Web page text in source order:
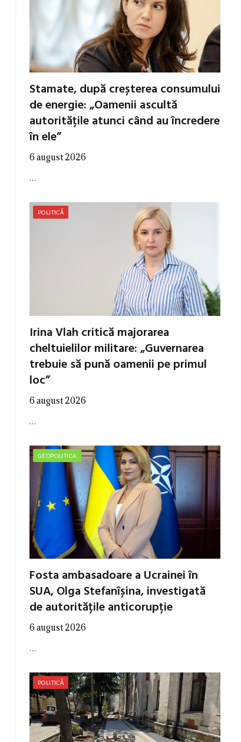
Stamate, după creșterea consumului
de energie: „Oamenii ascultă
autoritățile atunci când au încredere
în ele”
6 august 2026
…
POLITICĂ
Irina Vlah critică majorarea
cheltuielilor militare: „Guvernarea
trebuie să pună oamenii pe primul
loc”
6 august 2026
…
GEOPOLITICA
Fosta ambasadoare a Ucrainei în
SUA, Olga Stefanîșina, investigată
de autoritățile anticorupție
6 august 2026
…
POLITICĂ